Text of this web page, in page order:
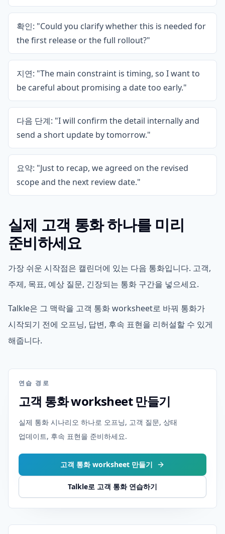
확인: "Could you clarify whether this is needed for
the first release or the full rollout?"
지연: "The main constraint is timing, so I want to
be careful about promising a date too early."
다음 단계: "I will confirm the detail internally and
send a short update by tomorrow."
요약: "Just to recap, we agreed on the revised
scope and the next review date."
실제 고객 통화 하나를 미리
준비하세요
가장 쉬운 시작점은 캘린더에 있는 다음 통화입니다. 고객,
주제, 목표, 예상 질문, 긴장되는 통화 구간을 넣으세요.
Talkle은 그 맥락을 고객 통화 worksheet로 바꿔 통화가
시작되기 전에 오프닝, 답변, 후속 표현을 리허설할 수 있게
해줍니다.
연습 경로
고객 통화 worksheet 만들기
실제 통화 시나리오 하나로 오프닝, 고객 질문, 상태
업데이트, 후속 표현을 준비하세요.
고객 통화 worksheet 만들기
Talkle로 고객 통화 연습하기